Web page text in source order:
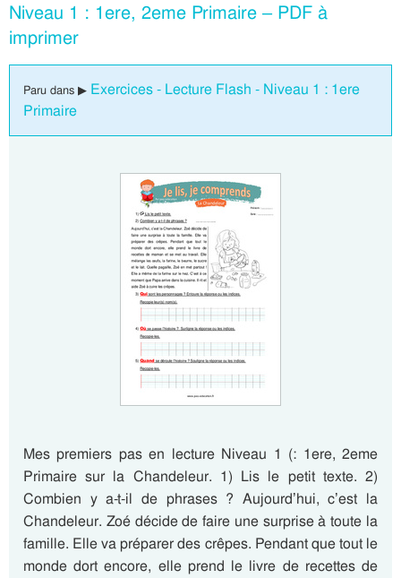
Niveau 1 : 1ere, 2eme Primaire – PDF à
imprimer
Paru dans ▶ Exercices - Lecture Flash - Niveau 1 : 1ere
Primaire
Mes premiers pas en lecture Niveau 1 (: 1ere, 2eme
Primaire sur la Chandeleur. 1) Lis le petit texte. 2)
Combien y a-t-il de phrases ? Aujourd’hui, c’est la
Chandeleur. Zoé décide de faire une surprise à toute la
famille. Elle va préparer des crêpes. Pendant que tout le
monde dort encore, elle prend le livre de recettes de